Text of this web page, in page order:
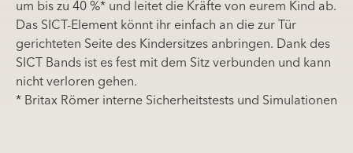
um bis zu 40 %* und leitet die Kräfte von eurem Kind ab.
Das SICT-Element könnt ihr einfach an die zur Tür
gerichteten Seite des Kindersitzes anbringen. Dank des
SICT Bands ist es fest mit dem Sitz verbunden und kann
nicht verloren gehen.
* Britax Römer interne Sicherheitstests und Simulationen